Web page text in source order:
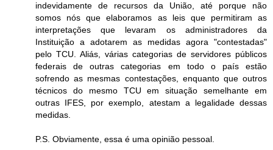
indevidamente de recursos da União, até porque não
somos nós que elaboramos as leis que permitiram as
interpretações que levaram os administradores da
Instituição a adotarem as medidas agora "contestadas"
pelo TCU. Aliás, várias categorias de servidores públicos
federais de outras categorias em todo o país estão
sofrendo as mesmas contestações, enquanto que outros
técnicos do mesmo TCU em situação semelhante em
outras IFES, por exemplo, atestam a legalidade dessas
medidas.
P.S. Obviamente, essa é uma opinião pessoal.